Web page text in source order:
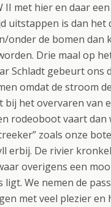
II met hier en daar
uitstappen is dan het
onder de bomen dan
Drie maal op
Schladt gebeurt ons
omdat de stroom
bij het overvaren van
rodeoboot vaart dan
zoals onze
erbij. De rivier
overigens een
ligt. We nemen de
met veel plezier en